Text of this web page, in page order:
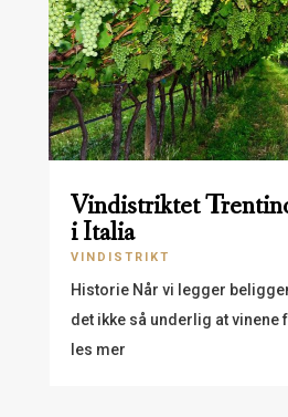
Vindistriktet
i Italia
VINDISTRIKT
Historie Når vi legger
det ikke så underlig at vinene
les mer